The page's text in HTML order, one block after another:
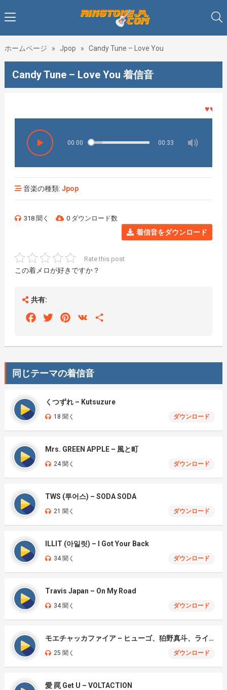
ホームページ » Jpop » Candy Tune – Love You
Candy Tune – Love You 着信音
♥♥♥着メ
00:00 00:33
音楽の種類: Jpop
318 聞く 0 ダウンロード数
着信音をダウンロード
Rate this post
この着メロが好きですか？
共有:
FacebookTwitterPinterest
VK
同じテーマの着信音
くつずれ – Kutsuzure
18 聞く ダウンロード
Mrs. GREEN APPLE – 風と町
24 聞く ダウンロード
TWS (투어스) – SODA SODA
21 聞く ダウンロード
ILLIT (아일릿) – I Got Your Back
34 聞く ダウンロード
Travis Japan – On My Road
34 聞く ダウンロード
モエチャッカファイア – ヒューゴ、狛野真斗、ライト、セヴェリアン (Cover )
25 聞く ダウンロード
愛 罠 Get U – VOLTACTION